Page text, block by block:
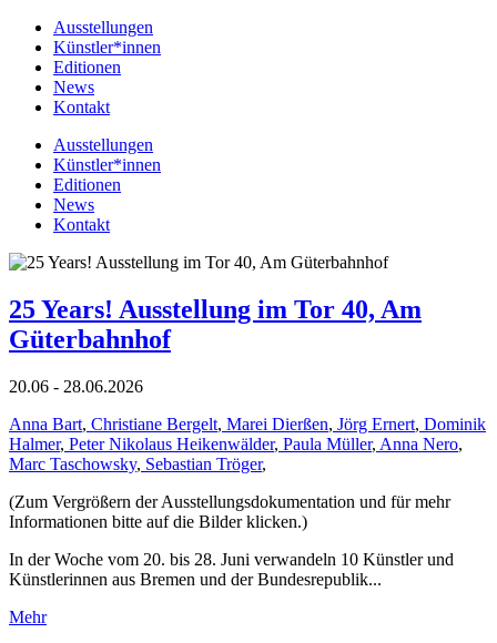
Ausstellungen
Künstler*innen
Editionen
News
Kontakt
Ausstellungen
Künstler*innen
Editionen
News
Kontakt
25 Years! Ausstellung im Tor 40, Am
Güterbahnhof
20.06 - 28.06.2026
Anna Bart, Christiane Bergelt, Marei Dierßen, Jörg Ernert, Dominik
Halmer, Peter Nikolaus Heikenwälder, Paula Müller, Anna Nero,
Marc Taschowsky, Sebastian Tröger,
(Zum Vergrößern der Ausstellungsdokumentation und für mehr
Informationen bitte auf die Bilder klicken.)
In der Woche vom 20. bis 28. Juni verwandeln 10 Künstler und
Künstlerinnen aus Bremen und der Bundesrepublik...
Mehr